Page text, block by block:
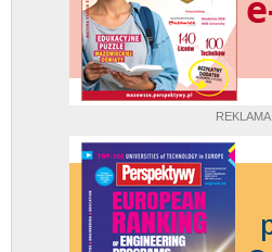
REKLAMA